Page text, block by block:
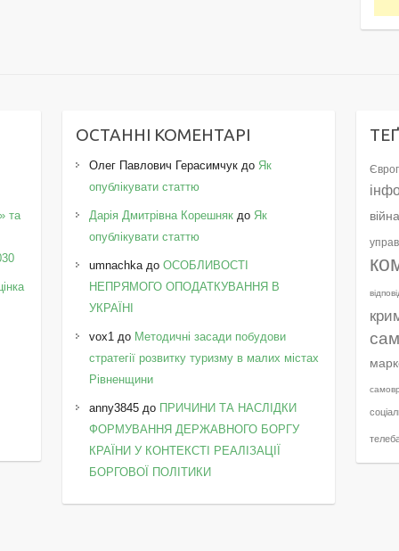
та
ОСТАННІ КОМЕНТАРІ
Олег Павлович Герасимчук до Як
опублікувати статтю
Дарія Дмитрівна Корешняк до Як
опублікувати статтю
umnachkaдоОСОБЛИВОСТІ
НЕПРЯМОГО ОПОДАТКУВАННЯ В
УКРАЇНІ
vox1 до Методичні засади побудови
стратегії розвитку туризму в малих містах
Рівненщини
anny3845 до ПРИЧИНИ ТА НАСЛІДКИ
ФОРМУВАННЯ ДЕРЖАВНОГО БОРГУ
КРАЇНИ У КОНТЕКСТІ РЕАЛІЗАЦІЇ
БОРГОВОЇ ПОЛІТИКИ
війна